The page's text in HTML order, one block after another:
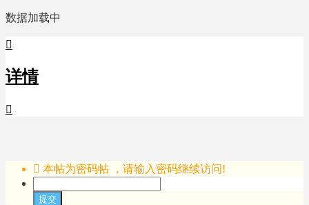
数据加载中

详情

 本帖为密码帖 ，请输入密码继续访问!
提交